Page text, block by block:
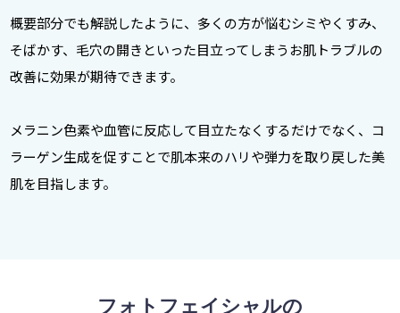
概要部分でも解説したように、多くの方が悩むシミやくすみ、
そばかす、毛穴の開きといった目立ってしまうお肌トラブルの
改善に効果が期待できます。
メラニン色素や血管に反応して目立たなくするだけでなく、コ
ラーゲン生成を促すことで肌本来のハリや弾力を取り戻した美
肌を目指します。
フォトフェイシャルの